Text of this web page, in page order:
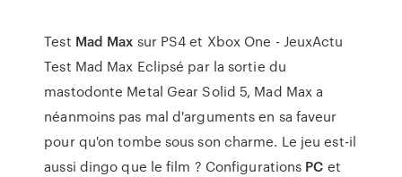
Test Mad Max sur PS4 et Xbox One - JeuxActu
Test Mad Max Eclipsé par la sortie du
mastodonte Metal Gear Solid 5, Mad Max a
néanmoins pas mal d'arguments en sa faveur
pour qu'on tombe sous son charme. Le jeu est-il
aussi dingo que le film ? Configurations PC et